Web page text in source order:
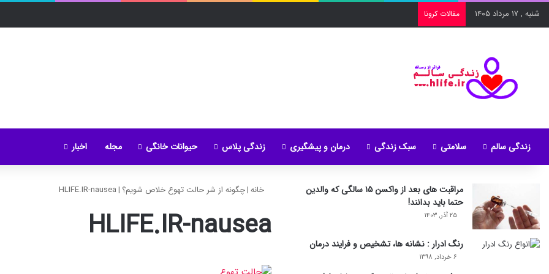
شنبه , ۱۷ مرداد ۱۴۰۵ مقالات کرونا
زندگی سالم سلامتی سبک زندگی درمان و پیشگیری زندگی پلاس حیوانات خانگی مجله اخبار
خانه|چگونه از شر حالت تهوع خلاص شویم؟ |
HLIFE.IR-nausea
HLIFE.IR-nausea
مراقبت های بعد از واکسن ۱۵ سالگی که والدین
حتما باید بدانند!
۲۵ آذر, ۱۴۰۳
رنگ ادرار : نشانه ها، تشخیص و فرایند درمان
۶ خرداد, ۱۳۹۸